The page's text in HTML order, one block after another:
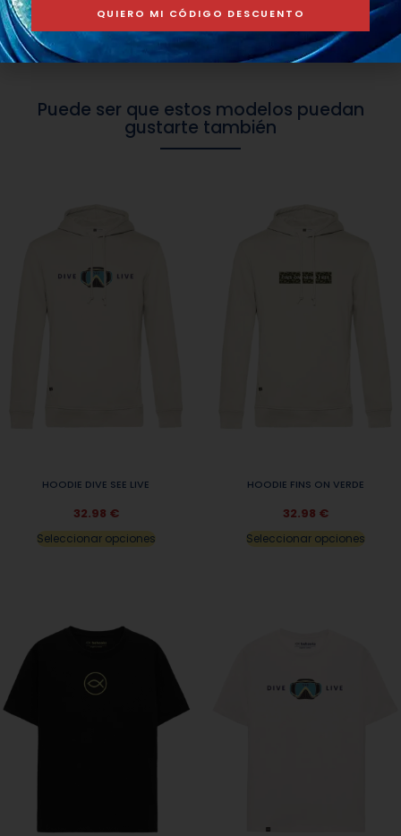
más holgadas recomendamos una talla más.
Puede ser que estos modelos puedan
gustarte también
HOODIE DIVE SEE LIVE
32.98 €
Seleccionar opciones
HOODIE FINS ON VERDE
32.98 €
Seleccionar opciones
QUIERO MI CÓDIGO DESCUENTO